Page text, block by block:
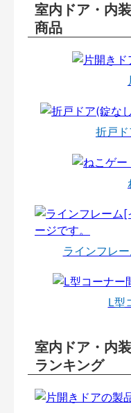
室内ドア・内
商品
折戸
ラインフレ
L型
室内ドア・内
ランキング